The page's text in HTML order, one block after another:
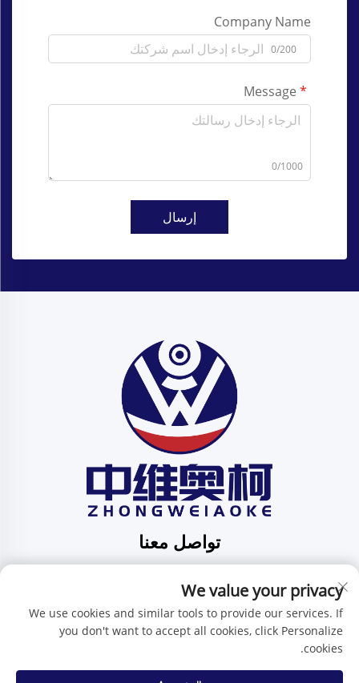
Company Name
0/200
0/1000
إرسال
تواصل معنا
منطقة بينغدي، شنتشن، قوانغدونغ، الصين
هاتف:+86-15986647296
البريد الإلكتروني:[email protected]
We value your privacy
We use cookies and similar tools to provide our services. If
you don't want to accept all cookies, click Personalize
cookies.